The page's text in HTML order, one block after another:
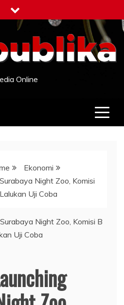
Online
Ekonomi
Night Zoo, Komisi
Uji Coba